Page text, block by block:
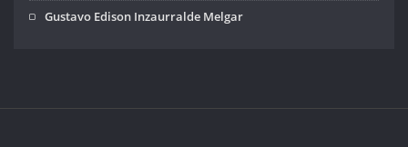
Gustavo Edison Inzaurralde Melgar